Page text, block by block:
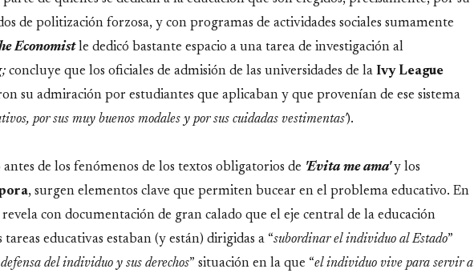
de politización forzosa, y con programas de actividades sociales sumamente
Economistle dedicó bastante espacio a una tarea de investigación al
concluye que los oficiales de admisión de las universidades de la Ivy League
su admiración por estudiantes que aplicaban y que provenían de ese sistema
por sus muy buenos modales y por sus cuidadas vestimentas').
de los fenómenos de los textos obligatorios de 'Evita me ama'y los
, surgen elementos clave que permiten bucear en el problema educativo. En
con documentación de gran calado que el eje central de la educación
educativas estaban (y están) dirigidas a “subordinar el individuo al Estado”
del individuo y sus derechos” situación en la que “el individuo vive para servir a